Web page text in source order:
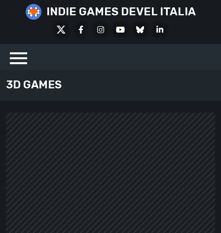
INDIE GAMES DEVEL ITALIA
FacebookInstagramYoutubeBlueskyLinkedIn
3D GAMES